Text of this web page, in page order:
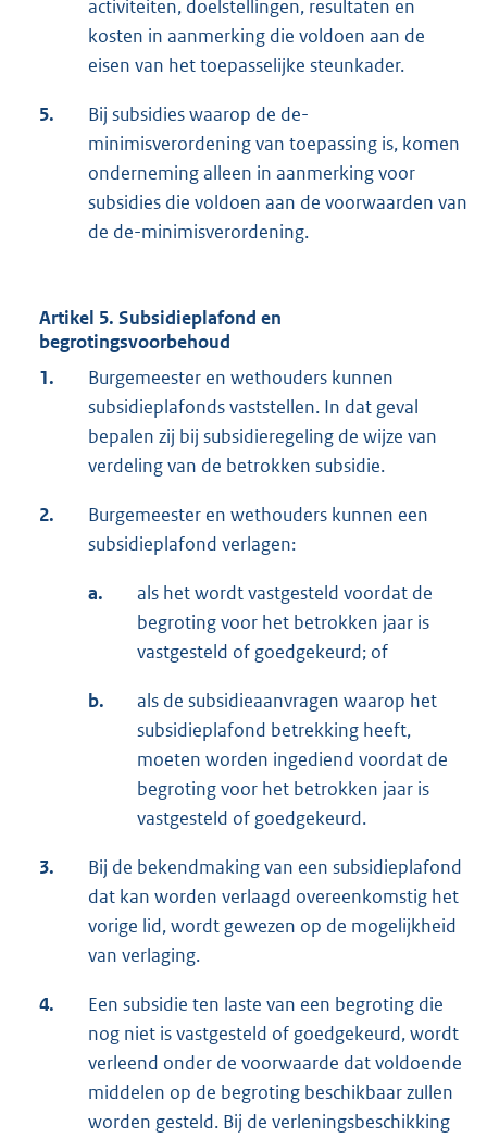
activiteiten, doelstellingen, resultaten en
kosten in aanmerking die voldoen aan de
eisen van het toepasselijke steunkader.
5.
Bij subsidies waarop de de-
minimisverordening van toepassing is, komen
onderneming alleen in aanmerking voor
subsidies die voldoen aan de voorwaarden van
de de-minimisverordening.
Artikel 5. Subsidieplafond en
begrotingsvoorbehoud
1.
Burgemeester en wethouders kunnen
subsidieplafonds vaststellen. In dat geval
bepalen zij bij subsidieregeling de wijze van
verdeling van de betrokken subsidie.
2.
Burgemeester en wethouders kunnen een
subsidieplafond verlagen:
a.
als het wordt vastgesteld voordat de
begroting voor het betrokken jaar is
vastgesteld of goedgekeurd; of
b.
als de subsidieaanvragen waarop het
subsidieplafond betrekking heeft,
moeten worden ingediend voordat de
begroting voor het betrokken jaar is
vastgesteld of goedgekeurd.
3.
Bij de bekendmaking van een subsidieplafond
dat kan worden verlaagd overeenkomstig het
vorige lid, wordt gewezen op de mogelijkheid
van verlaging.
4.
Een subsidie ten laste van een begroting die
nog niet is vastgesteld of goedgekeurd, wordt
verleend onder de voorwaarde dat voldoende
middelen op de begroting beschikbaar zullen
worden gesteld. Bij de verleningsbeschikking